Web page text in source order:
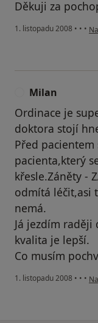
Děkuji za
1. listopadu 2008 • • •
Milan
Ordinace je
doktora stojí
Před
pacienta,který
křesle.Záněty -
odmítá léčit,asi
nemá.
Já jezdím
kvalita je lepší.
Co musím
1. listopadu 2008 • • •